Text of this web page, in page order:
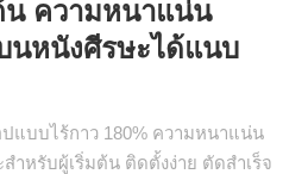
น ความหนาแน่น
นหนังศีรษะได้แนบ
แบบไร้กาว 180% ความหนาแน่น
ำหรับผู้เริ่มต้น ติดตั้งง่าย ตัดสำเร็จ